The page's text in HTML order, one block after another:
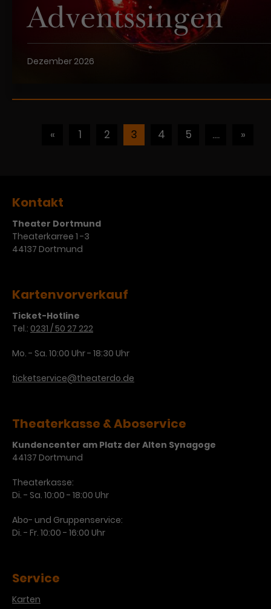
Adventssingen
Dezember 2026
« 1 2 3 4 5 .... »
Kontakt
Theater Dortmund
Theaterkarree 1 -3
44137 Dortmund
Kartenvorverkauf
Ticket-Hotline
Tel.: 0231 / 50 27 222
Mo. - Sa. 10:00 Uhr - 18:30 Uhr
ticketservice@theaterdo.de
Theaterkasse & Aboservice
Kundencenter am Platz der Alten Synagoge
44137 Dortmund
Theaterkasse:
Di. - Sa. 10:00 - 18:00 Uhr
Abo- und Gruppenservice:
Di. - Fr. 10:00 - 16:00 Uhr
Service
Karten